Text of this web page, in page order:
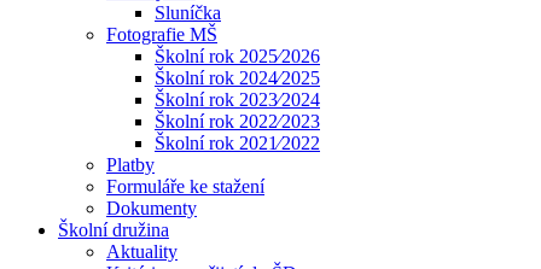
Sluníčka
Fotografie MŠ
Školní rok 2025⁄2026
Školní rok 2024⁄2025
Školní rok 2023⁄2024
Školní rok 2022⁄2023
Školní rok 2021⁄2022
Platby
Formuláře ke stažení
Dokumenty
Školní družina
Aktuality